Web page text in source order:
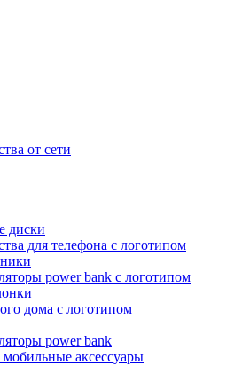
от сети
диски
для телефона с логотипом
power bank с логотипом
дома с логотипом
power bank
аксессуары